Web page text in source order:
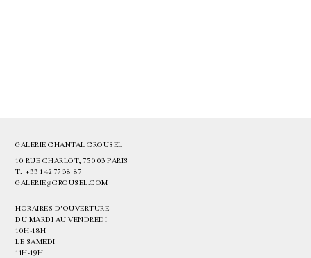
GALERIE CHANTAL CROUSEL
10 RUE CHARLOT, 75003 PARIS
T. +33 1 42 77 38 87
GALERIE@CROUSEL.COM
HORAIRES D'OUVERTURE
DU MARDI AU VENDREDI
10H-18H
LE SAMEDI
11H-19H